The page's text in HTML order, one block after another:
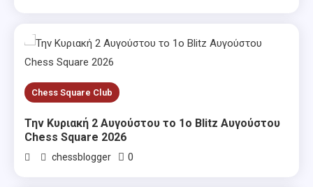
Chess Square Club
Την Κυριακή 2 Αυγούστου το 1ο Blitz Αυγούστου
Chess Square 2026
chessblogger 0